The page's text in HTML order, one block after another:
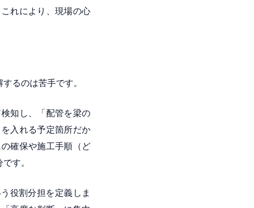
れにより、現場の心
るのは苦手です。
知し、「配管を梁の
入れる予定箇所だか
確保や施工手順（ど
す。
役割分担を定義しま